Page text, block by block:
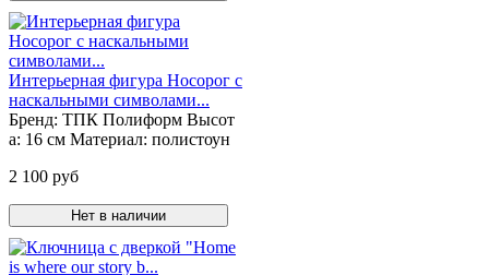
Интерьерная фигура Носорог с
наскальными символами...
Бренд: ТПК Полиформ Высот
а: 16 см Материал: полистоун
2 100 руб
Нет в наличии